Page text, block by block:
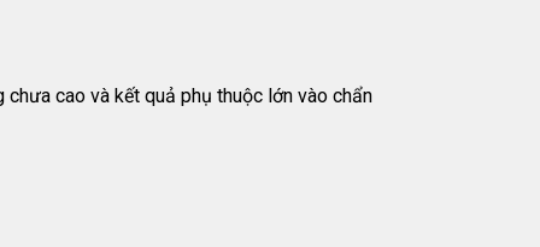
cao và kết quả phụ thuộc lớn vào chẩn